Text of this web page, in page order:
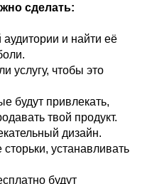
сделать:
и найти её
услугу, чтобы это
будут привлекать,
твой продукт.
дизайн.
устанавливать
будут